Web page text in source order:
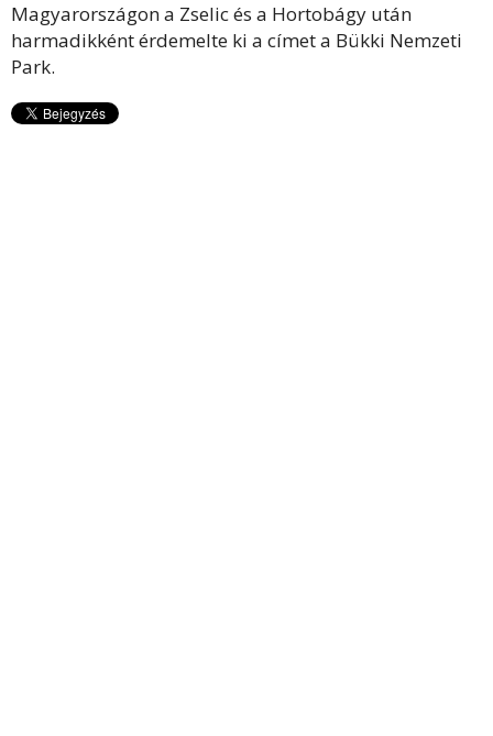
Magyarországon a Zselic és a Hortobágy után
harmadikként érdemelte ki a címet a Bükki Nemzeti
Park.